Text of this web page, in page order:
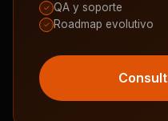
✓ QA y soporte
✓ Roadmap evolutivo